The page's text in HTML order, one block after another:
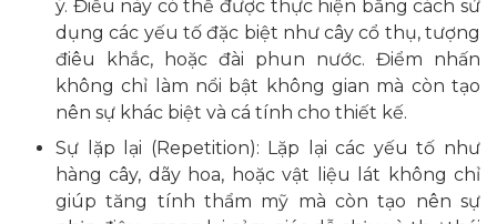
ý. Điều này có thể được thực hiện bằng cách sử
dụng các yếu tố đặc biệt như cây cổ thụ, tượng
điêu khắc, hoặc đài phun nước. Điểm nhấn
không chỉ làm nổi bật không gian mà còn tạo
nên sự khác biệt và cá tính cho thiết kế.
Sự lặp lại (Repetition): Lặp lại các yếu tố như
hàng cây, dãy hoa, hoặc vật liệu lát không chỉ
giúp tăng tính thẩm mỹ mà còn tạo nên sự